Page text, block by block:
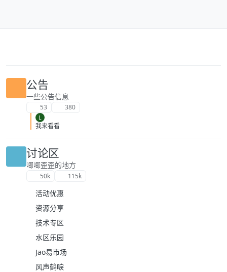
公告
一些公告信息
53 380
L
我来看看
讨论区
唧唧歪歪的地方
50k 115k
活动优惠
资源分享
技术专区
水区乐园
Jao易市场
风声鹤唳